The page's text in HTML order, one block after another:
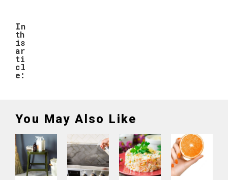
In
th
is
ar
ti
cl
e:
You May Also Like